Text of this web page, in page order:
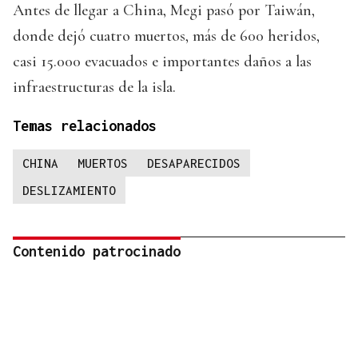
Antes de llegar a China, Megi pasó por Taiwán,
donde dejó cuatro muertos, más de 600 heridos,
casi 15.000 evacuados e importantes daños a las
infraestructuras de la isla.
Temas relacionados
CHINA MUERTOS
DESAPARECIDOS
DESLIZAMIENTO
Contenido patrocinado